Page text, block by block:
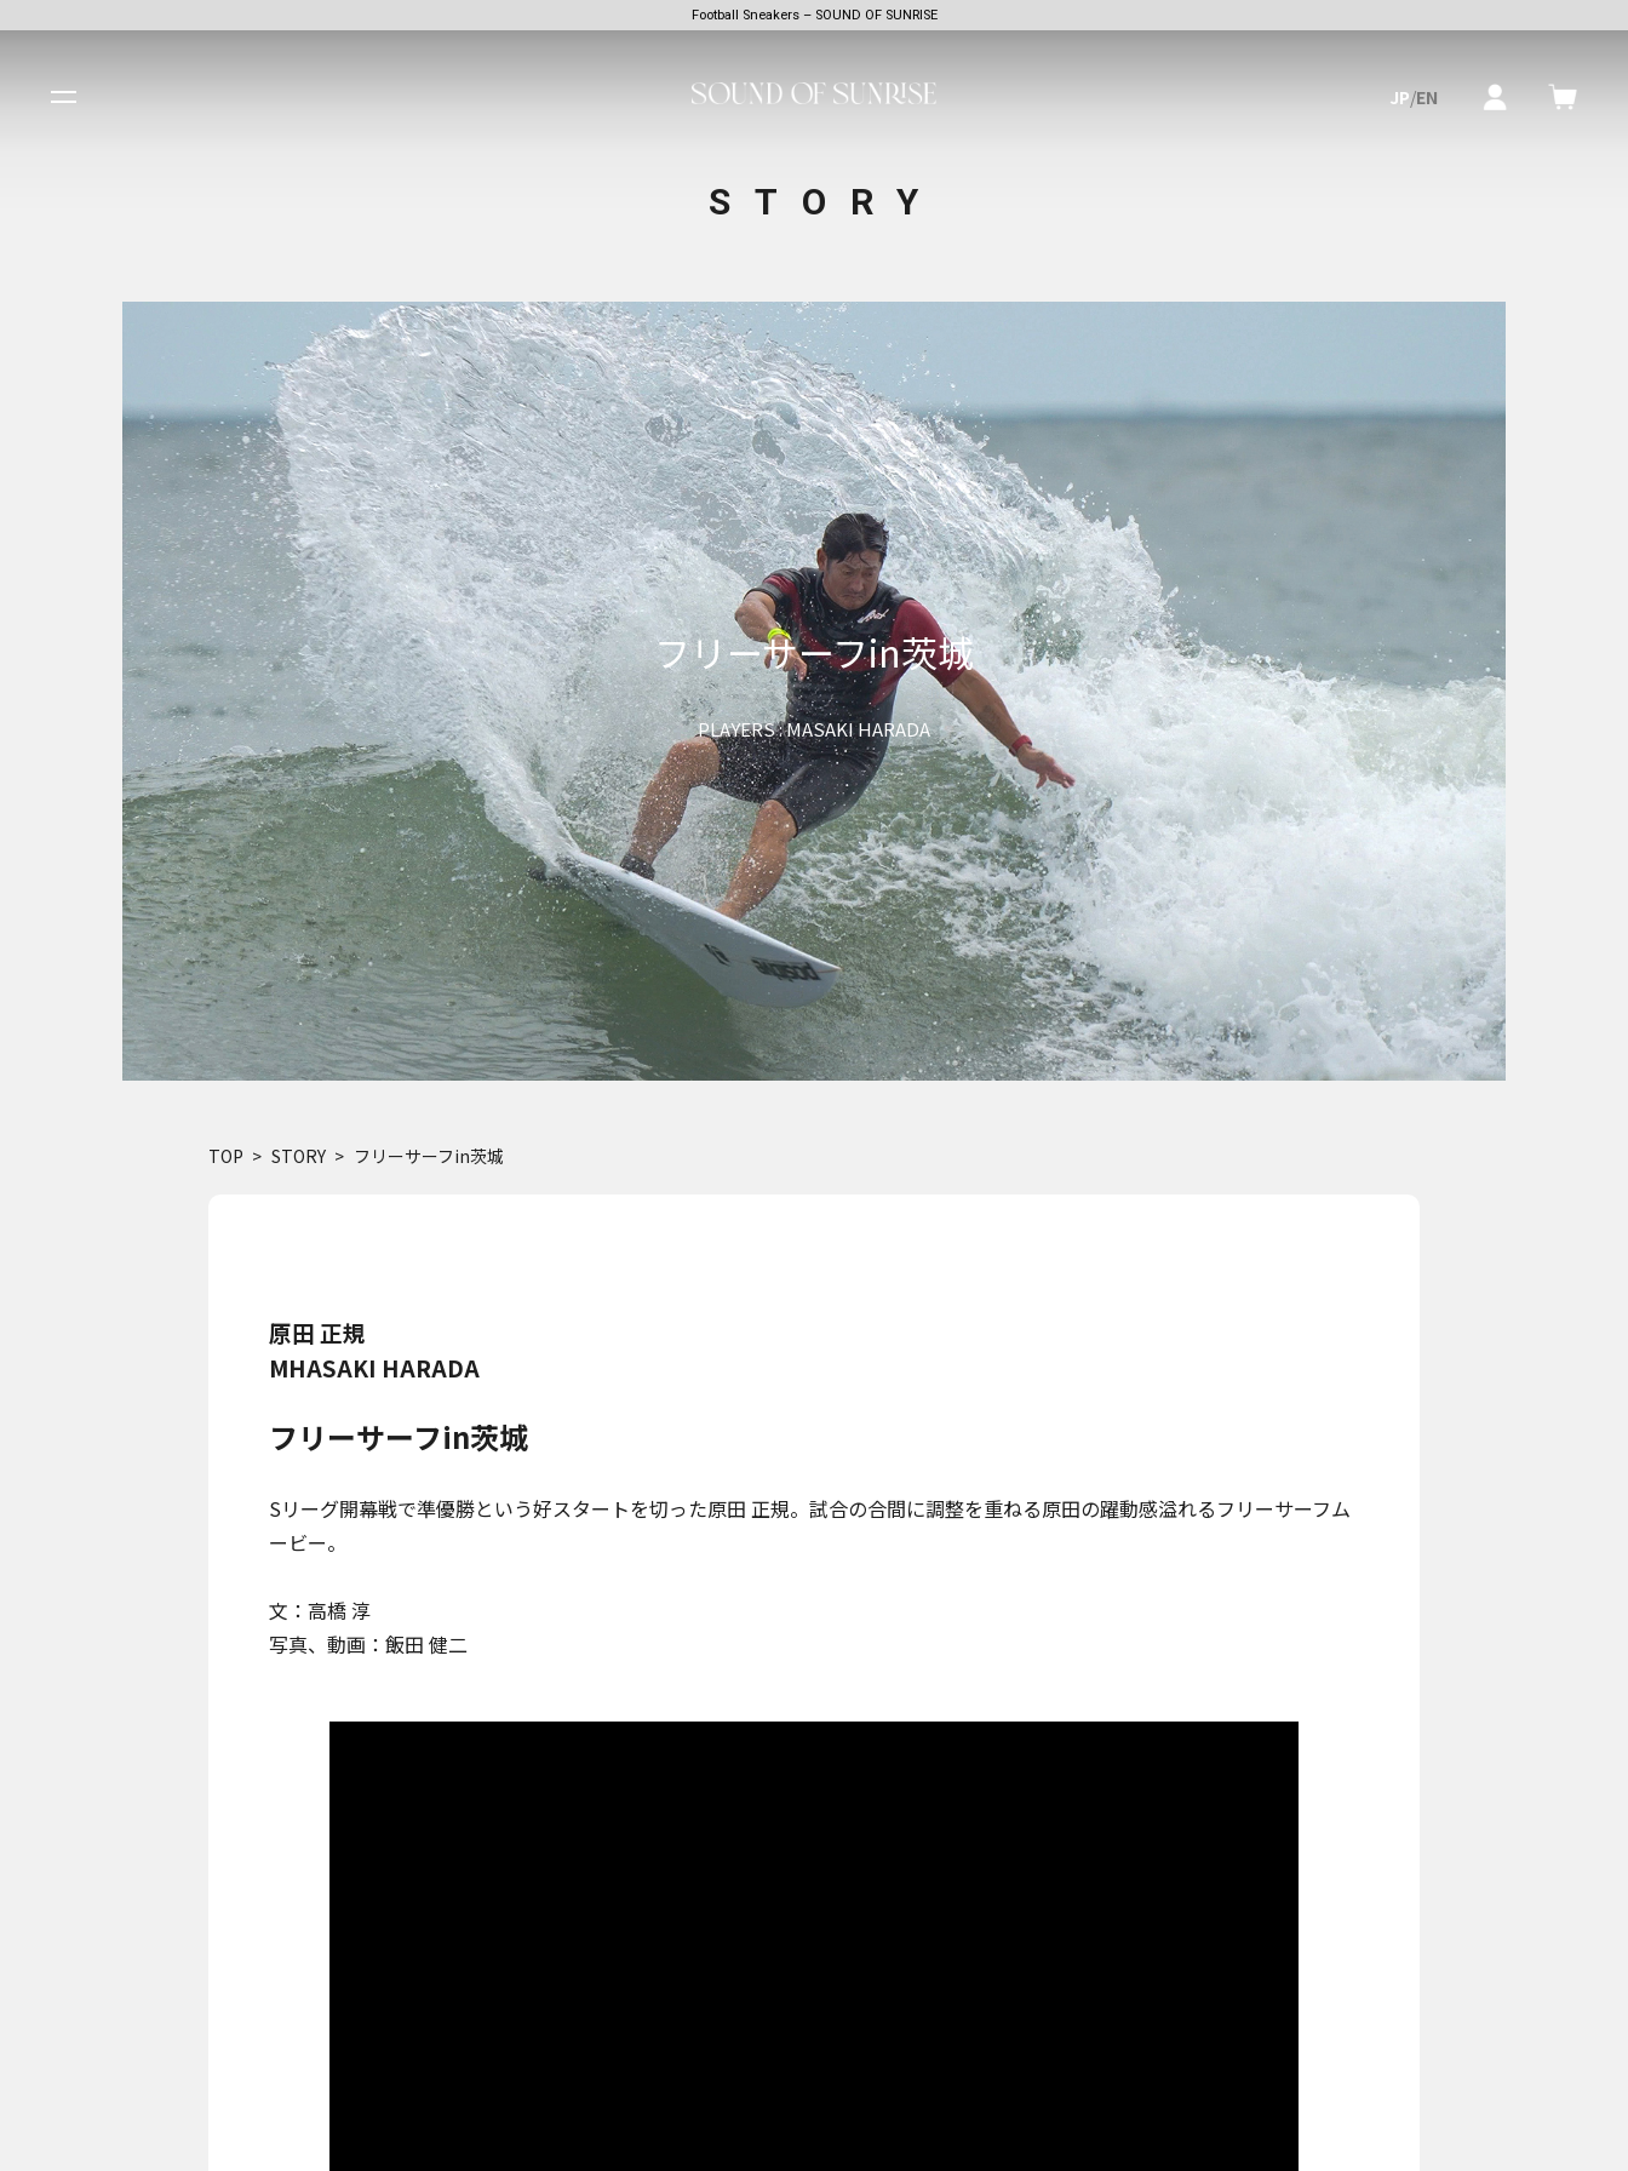
Football Sneakers – SOUND OF SUNRISE
JP/EN
STORY
フリーサーフin茨城
PLAYERS : MASAKI HARADA
TOP STORY フリーサーフin茨城
原田 正規
MHASAKI HARADA
フリーサーフin茨城
Sリーグ開幕戦で準優勝という好スタートを切った原田 正規。試合の合間に調整を重ねる原田の躍動感溢れるフリーサーフム
ービー。
文：高橋 淳
写真、動画：飯田 健二